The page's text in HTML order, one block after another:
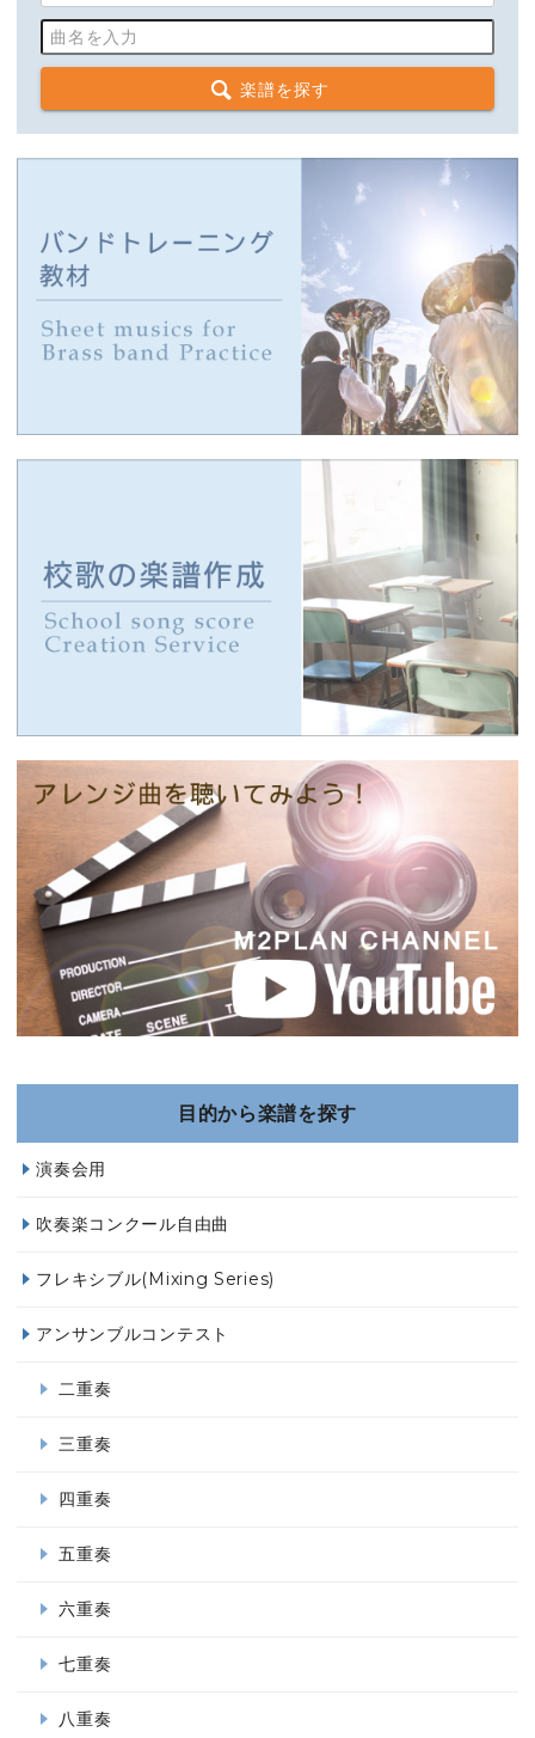
楽譜を探す
目的から楽譜を探す
演奏会用
吹奏楽コンクール自由曲
フレキシブル(Mixing Series)
アンサンブルコンテスト
二重奏
三重奏
四重奏
五重奏
六重奏
七重奏
八重奏